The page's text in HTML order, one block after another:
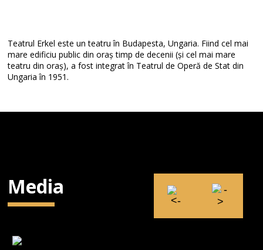
Teatrul Erkel este un teatru în Budapesta, Ungaria. Fiind cel mai
mare edificiu public din oraș timp de decenii (și cel mai mare
teatru din oraș), a fost integrat în Teatrul de Operă de Stat din
Ungaria în 1951.
Media